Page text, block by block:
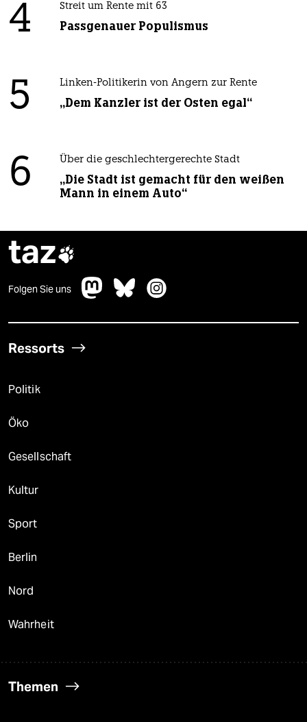
4 Streit um Rente mit 63
Passgenauer Populismus
5 Linken-Politikerin von Angern zur Rente
„Dem Kanzler ist der Osten egal“
6 Über die geschlechtergerechte Stadt
„Die Stadt ist gemacht für den weißen
Mann in einem Auto“
taz
Folgen Sie uns
Ressorts
Politik
Öko
Gesellschaft
Kultur
Sport
Berlin
Nord
Wahrheit
Themen